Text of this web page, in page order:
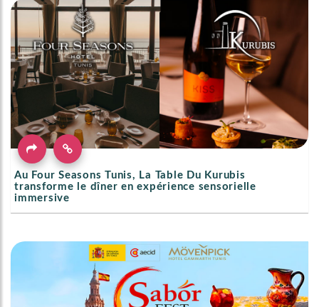
Au Four Seasons Tunis, La Table Du Kurubis
transforme le dîner en expérience sensorielle
immersive